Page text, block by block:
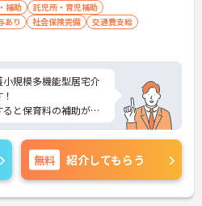
補助
託児所・育児補助
あり 社会保険完備
交通費支給
規模多機能型居宅介
と保育料の補助があ
的負担が軽減される
が整っています◎
イントなど、さらに
気軽にご相談くださ
無料 紹介してもらう